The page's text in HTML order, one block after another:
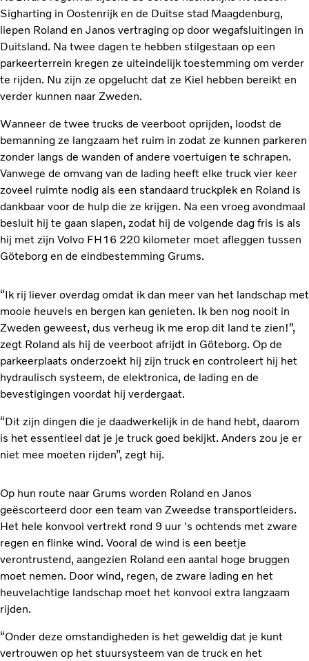
Sigharting in Oostenrijk en de Duitse stad Maagdenburg,
liepen Roland en Janos vertraging op door wegafsluitingen in
Duitsland. Na twee dagen te hebben stilgestaan op een
parkeerterrein kregen ze uiteindelijk toestemming om verder
te rijden. Nu zijn ze opgelucht dat ze Kiel hebben bereikt en
verder kunnen naar Zweden.
Wanneer de twee trucks de veerboot oprijden, loodst de
bemanning ze langzaam het ruim in zodat ze kunnen parkeren
zonder langs de wanden of andere voertuigen te schrapen.
Vanwege de omvang van de lading heeft elke truck vier keer
zoveel ruimte nodig als een standaard truckplek en Roland is
dankbaar voor de hulp die ze krijgen. Na een vroeg avondmaal
besluit hij te gaan slapen, zodat hij de volgende dag fris is als
hij met zijn Volvo FH16 220 kilometer moet afleggen tussen
Göteborg en de eindbestemming Grums.
“Ik rij liever overdag omdat ik dan meer van het landschap met
mooie heuvels en bergen kan genieten. Ik ben nog nooit in
Zweden geweest, dus verheug ik me erop dit land te zien!”,
zegt Roland als hij de veerboot afrijdt in Göteborg. Op de
parkeerplaats onderzoekt hij zijn truck en controleert hij het
hydraulisch systeem, de elektronica, de lading en de
bevestigingen voordat hij verdergaat.
“Dit zijn dingen die je daadwerkelijk in de hand hebt, daarom
is het essentieel dat je je truck goed bekijkt. Anders zou je er
niet mee moeten rijden”, zegt hij.
Op hun route naar Grums worden Roland en Janos
geëscorteerd door een team van Zweedse transportleiders.
Het hele konvooi vertrekt rond 9 uur 's ochtends met zware
regen en flinke wind. Vooral de wind is een beetje
verontrustend, aangezien Roland een aantal hoge bruggen
moet nemen. Door wind, regen, de zware lading en het
heuvelachtige landschap moet het konvooi extra langzaam
rijden.
“Onder deze omstandigheden is het geweldig dat je kunt
vertrouwen op het stuursysteem van de truck en het